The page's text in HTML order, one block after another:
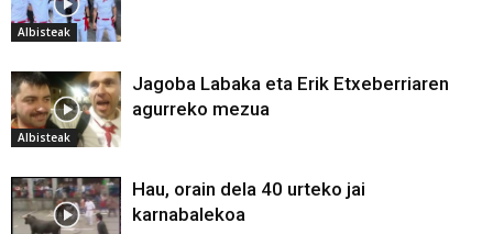
Albisteak
Albisteak
Jagoba Labaka eta Erik Etxeberriaren
agurreko mezua
Hau, orain dela 40 urteko jai
karnabalekoa